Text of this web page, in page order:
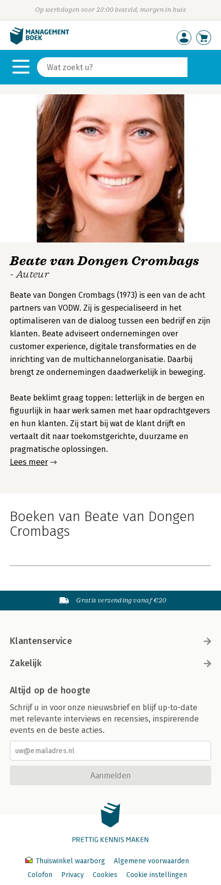
Op werkdagen voor 23:00 besteld, morgen in huis
Beate van Dongen Crombags
- Auteur
Beate van Dongen Crombags (1973) is een van de acht
partners van VODW. Zij is gespecialiseerd in het
optimaliseren van de dialoog tussen een bedrijf en zijn
klanten. Beate adviseert ondernemingen over
customer experience, digitale transformaties en de
inrichting van de multichannelorganisatie. Daarbij
brengt ze ondernemingen daadwerkelijk in beweging.
Beate beklimt graag toppen: letterlijk in de bergen en
figuurlijk in haar werk samen met haar opdrachtgevers
en hun klanten. Zij start bij wat de klant drijft en
vertaalt dit naar toekomstgerichte, duurzame en
pragmatische oplossingen.
Lees meer
Boeken van Beate van Dongen
Crombags
Gratis verzending vanaf €20
Klantenservice
Zakelijk
Altijd op de hoogte
Schrijf u in voor onze nieuwsbrief en blijf up-to-date
met relevante interviews en recensies, inspirerende
events en de beste acties.
Aanmelden
PRETTIG KENNIS MAKEN
Thuiswinkel waarborg
Algemene voorwaarden
Colofon
Privacy Cookies
Cookie instellingen